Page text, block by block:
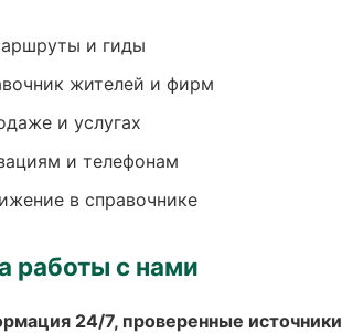
и гиды
жителей и фирм
и услугах
и телефонам
в справочнике
работы с нами
24/7, проверенные источники